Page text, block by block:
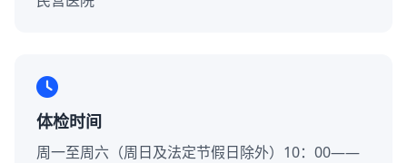
体检时间
周一至周六（周日及法定节假日除外）10：00——